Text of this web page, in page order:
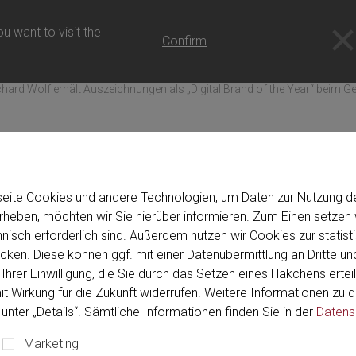
Cookies und andere Technologien, um Daten zur Nutzung
möchten wir Sie hierüber informieren. Zum Einen
erforderlich sind. Außerdem nutzen wir Cookies zur
Diese können ggf. mit einer Datenübermittlung an Dritte
Einwilligung, die Sie durch das Setzen eines Häkchens
Wirkung für die Zukunft widerrufen. Weitere Informationen zu
„Details“. Sämtliche Informationen finden Sie in der
Marketing
want to visit the
Confirm
Wolf erhält Auszeichnungen als „Digital Brand of the Year“ beim
12.06.2019
als
German Brand Award